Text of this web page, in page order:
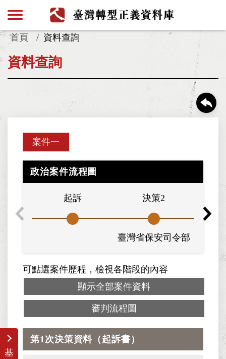
首頁 資料查詢
資料查詢
案件一
政治案件流程圖
起訴 決策2
臺灣省保安司令部
可點選案件歷程，檢視各階段的內容
顯示全部案件資料
審判流程圖
基
第1次決策資料（起訴書）